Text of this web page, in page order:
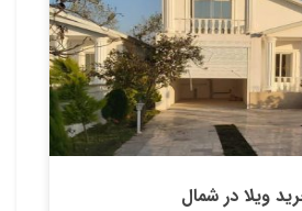
ویلا در شمال